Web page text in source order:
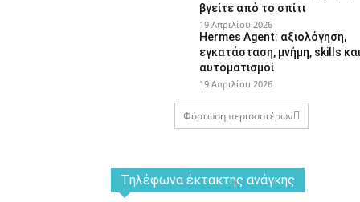
βγείτε από το σπίτι
19 Απριλίου 2026
Hermes Agent: αξιολόγηση,
εγκατάσταση, μνήμη, skills και
αυτοματισμοί
19 Απριλίου 2026
Φόρτωση περισσοτέρων
Tηλέφωνα έκτακτης ανάγκης